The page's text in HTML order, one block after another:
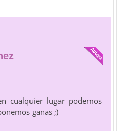
cualquier lugar podemos
ganas ;)